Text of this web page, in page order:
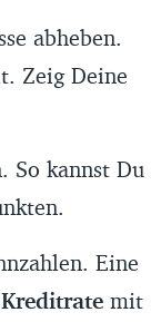
abheben.
Zeig Deine
So kannst Du
Eine
Kreditratemit